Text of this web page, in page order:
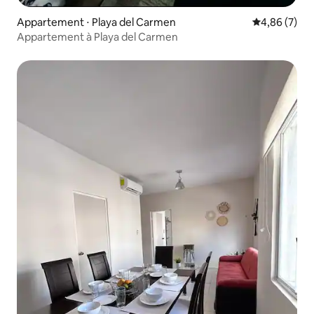
Appartement ⋅ Playa del Carmen Évaluation
4,86 (7)
Appartement à Playa del Carmen